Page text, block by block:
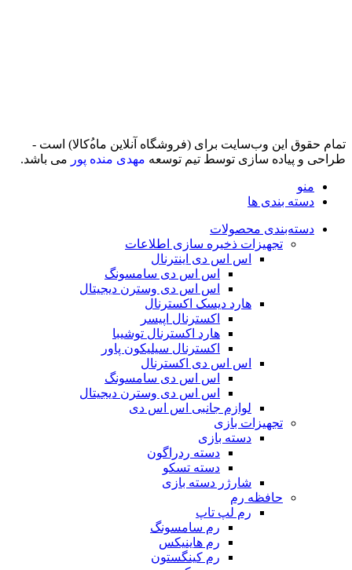
تمام حقوق اين وب‌سايت برای (فروشگاه آنلاین ماه‌‌‌‌‌‌ُکالا) است -
طراحی و پیاده سازی توسط تیم توسعه مهدی منده پور می باشد.
منو
دسته بندی ها
دسته‌بندی محصولات
تجهیزات ذخیره سازی اطلاعات
اس اس دی اینترنال
اس اس دی سامسونگ
اس اس دی وسترن دیجیتال
هارد دیسک اکسترنال
اکسترنال اپیسر
هارد اکسترنال توشیبا
اکسترنال سیلیکون پاور
اس اس دی اکسترنال
اس اس دی سامسونگ
اس اس دی وسترن دیجیتال
لوازم جانبی اس اس دی
تجهیزات بازی
دسته بازی
دسته ردراگون
دسته تسکو
شارژر دسته بازی
حافظه رم
رم لپ تاپ
رم سامسونگ
رم هاینیکس
رم کینگستون